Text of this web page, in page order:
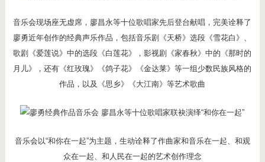
音乐会现场座无虚席，廖昌永等十位歌唱家先后登台献唱，完美诠释了
廖勇近年创作的经典声乐作品，包括音乐剧《天桥》选段《雪花白》、
歌剧《爱莲说》中的选段《白莲花》，影视剧《家春秋》中的《那时的
月儿》，还有《红玫瑰》《鸽子花》《金达莱》等一组少数民族风格的
作品，以及《思乡》《大江南》等艺术歌曲
音乐会以“和你在一起”为主题，生动诠释了作曲家和音乐在一起、和观
众在一起、和人民在一起的艺术创作理念